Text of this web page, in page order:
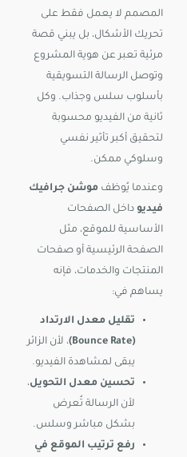
المصمم لا يعمل فقط على
تحريك الأشكال، بل يبني قصة
مرئية تعبر عن هوية المشروع
وتوصل الرسالة التسويقية
بأسلوب سلس وجذاب. وكل
ثانية من الفيديو محسوبة
لتحقيق أكبر تأثير نفسي
وسلوكي ممكن.
وعندما يُوظف موشن جرافيك
فيديو داخل الصفحات
الأساسية للموقع، مثل
الصفحة الرئيسية أو صفحات
المنتجات والخدمات، فإنه
يساهم في:
تقليل معدل الارتداد
(Bounce Rate)
، لأن الزائر
يبقى لمشاهدة الفيديو.
تحسين معدل التحويل،
لأن الرسالة تُعرض
بشكل مباشر وسلس.
رفع ترتيب الموقع في